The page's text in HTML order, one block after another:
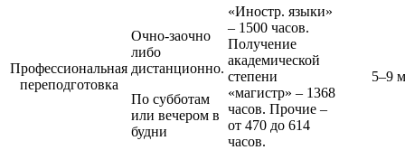
Профессиональная
переподготовка
Очно-заочно
либо
дистанционно.
По субботам
или вечером в
будни
«Иностр. языки»
– 1500 часов.
Получение
академической
степени
«магистр» – 1368
часов. Прочие –
от 470 до 614
часов.
5–9